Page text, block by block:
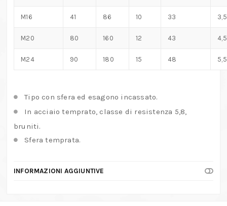
M16 41 86 10 33 3,5
M20 80 160 12 43 4,5
M24 90 180 15 48 5,5
Tipo con sfera ed esagono incassato.
In acciaio temprato, classe di resistenza 5,8,
bruniti.
Sfera temprata.
INFORMAZIONI AGGIUNTIVE